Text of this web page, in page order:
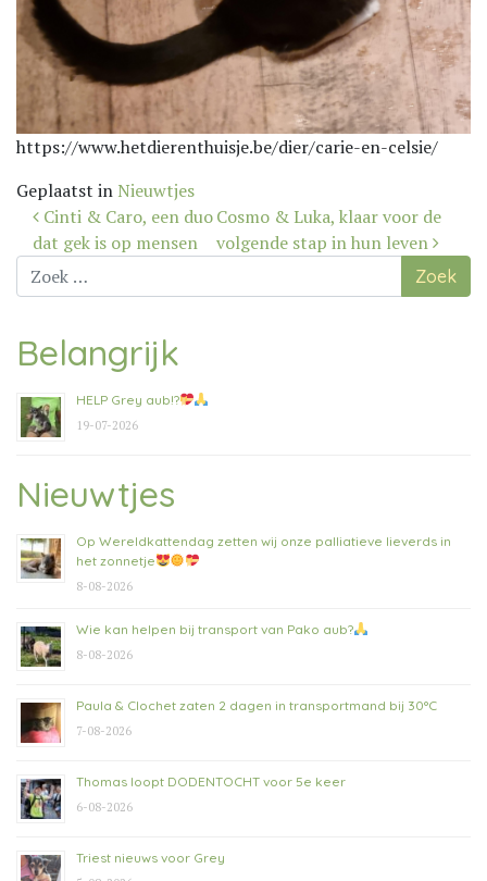
https://www.hetdierenthuisje.be/dier/carie-en-celsie/
Geplaatst in Nieuwtjes
Bericht
navigatie
Cinti & Caro, een duo
dat gek is op mensen
Cosmo & Luka, klaar voor de
volgende stap in hun leven
Zoek
naar:
Belangrijk
HELP Grey aub!?
19-07-2026
Nieuwtjes
Op Wereldkattendag zetten wij onze palliatieve lieverds in
het zonnetje
8-08-2026
Wie kan helpen bij transport van Pako aub?
8-08-2026
Paula & Clochet zaten 2 dagen in transportmand bij 30°C
7-08-2026
Thomas loopt DODENTOCHT voor 5e keer
6-08-2026
Triest nieuws voor Grey